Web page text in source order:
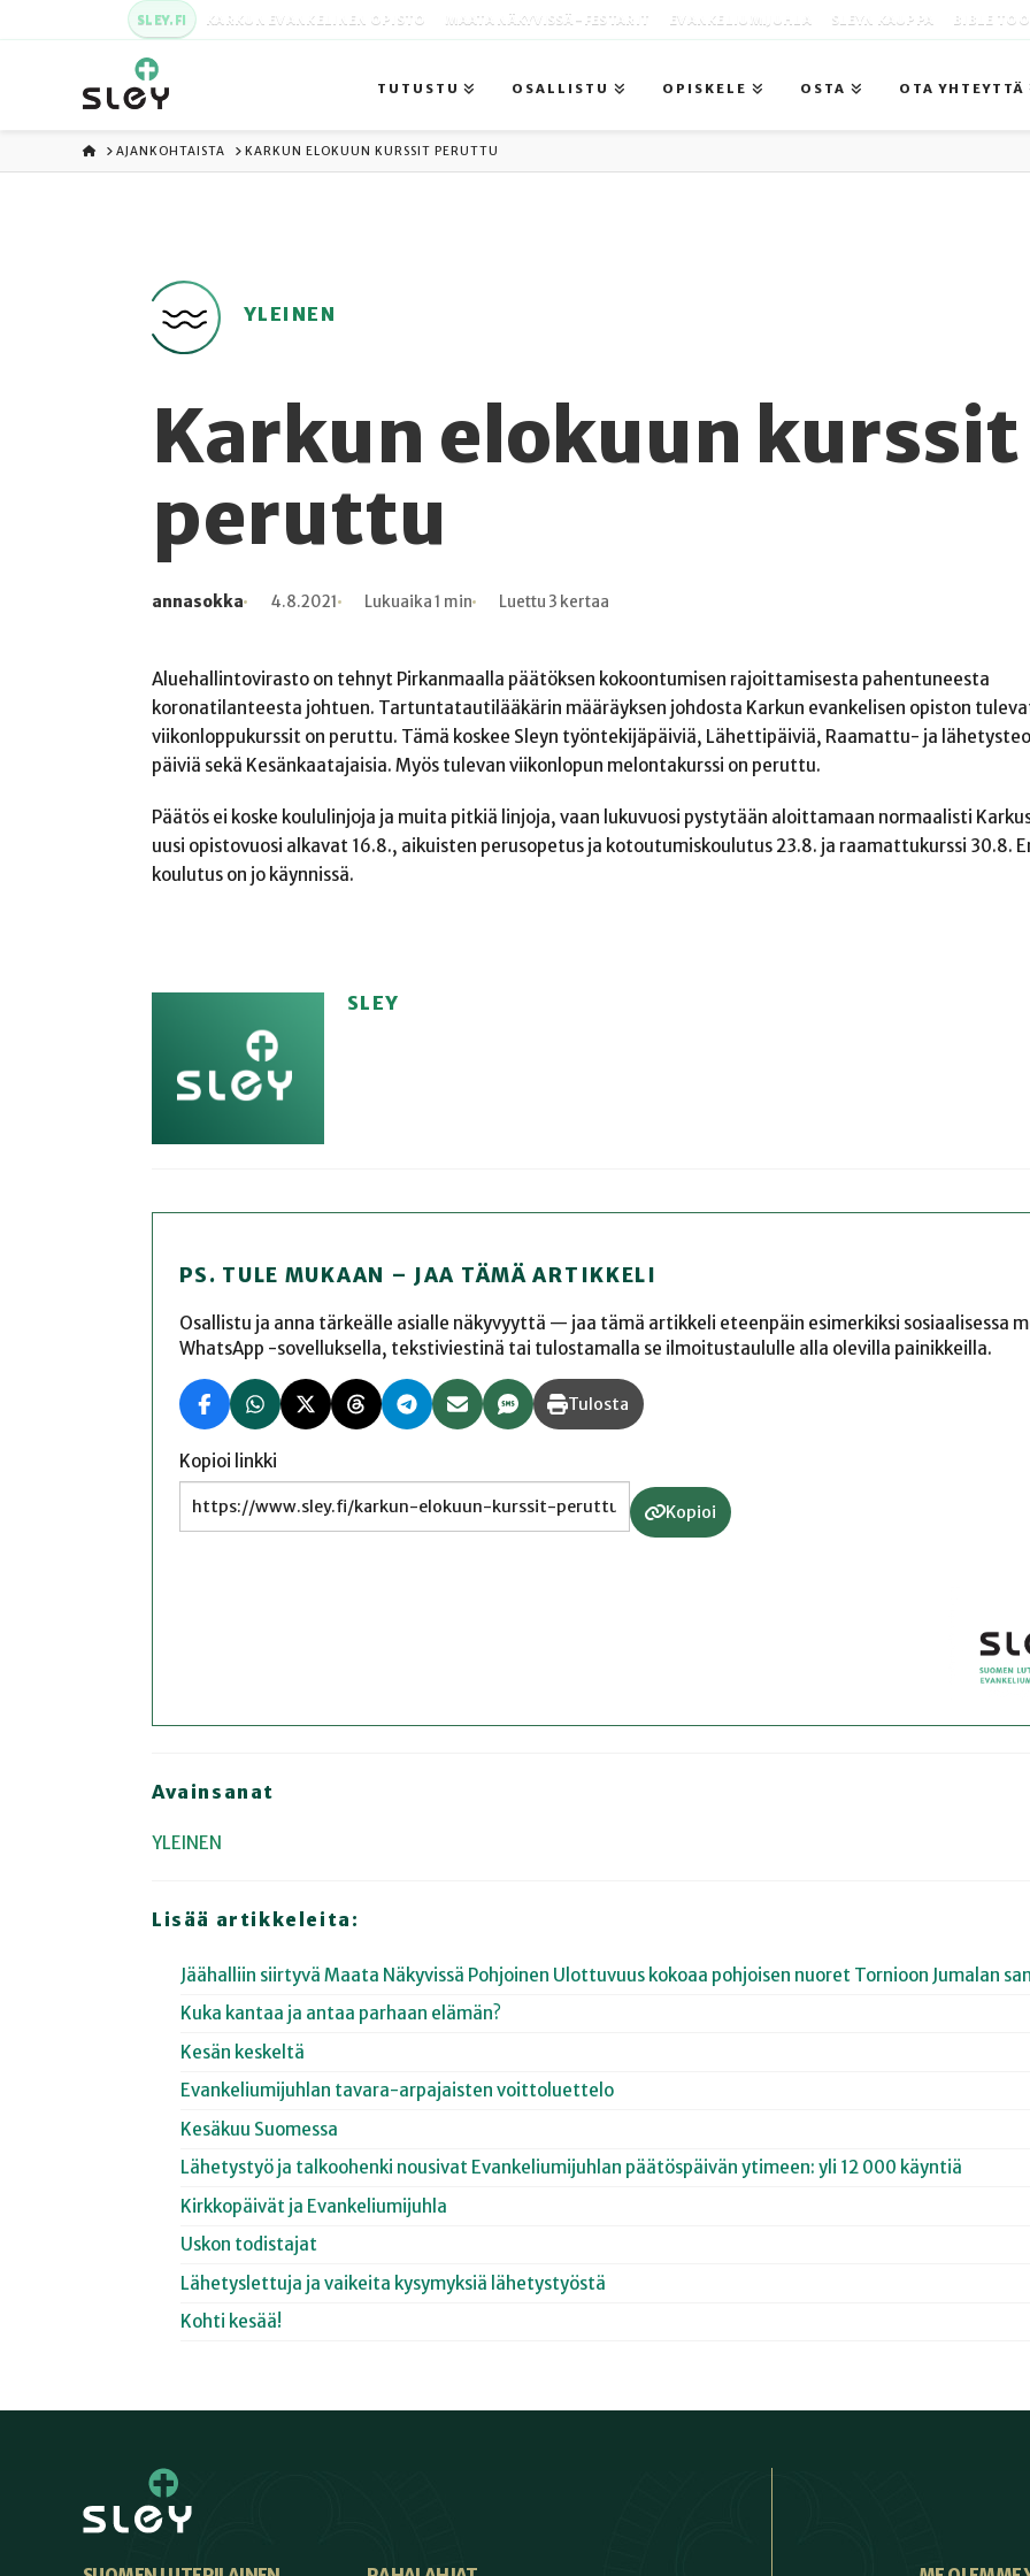
SLEY.FI KARKUN EVANKELINEN OPISTO MAATA NÄKYVISSÄ -FESTARIT EVANKELIUMIJUHLA SLEYN KAUPPA BIBLE
TUTUSTU OSALLISTU OPISKELE OSTA OTA YHTEYTTÄ
ETUSIVU
AJANKOHTAISTA KARKUN ELOKUUN KURSSIT PERUTTU
YLEINEN
Karkun elokuun kurssit
peruttu
Kirjoittaja
annasokka
Julkaistu 4.8.2021
Lukuaika Lukuaika 1 min
Lukukertoja Luettu 3 kertaa
Aluehallintovirasto on tehnyt Pirkanmaalla päätöksen kokoontumisen rajoittamisesta pahentuneesta
koronatilanteesta johtuen. Tartuntatautilääkärin määräyksen johdosta Karkun evankelisen opiston
viikonloppukurssit on peruttu. Tämä koskee Sleyn työntekijäpäiviä, Lähettipäiviä, Raamattu- ja
päiviä sekä Kesänkaatajaisia. Myös tulevan viikonlopun melontakurssi on peruttu.
Päätös ei koske koululinjoja ja muita pitkiä linjoja, vaan lukuvuosi pystytään aloittamaan normaalisti
uusi opistovuosi alkavat 16.8., aikuisten perusopetus ja kotoutumiskoulutus 23.8. ja raamattukurssi 30.8.
koulutus on jo käynnissä.
SLEY
PS. TULE MUKAAN – JAA TÄMÄ ARTIKKELI
Osallistu ja anna tärkeälle asialle näkyvyyttä — jaa tämä artikkeli eteenpäin esimerkiksi sosiaalisessa
WhatsApp -sovelluksella, tekstiviestinä tai tulostamalla se ilmoitustaululle alla olevilla painikkeilla.
Tulosta
Kopioi linkki
Kopioi
Avainsanat
YLEINEN
Lisää artikkeleita:
Jäähalliin siirtyvä Maata Näkyvissä Pohjoinen Ulottuvuus kokoaa pohjoisen nuoret Tornioon Jumalan
Kuka kantaa ja antaa parhaan elämän?
Kesän keskeltä
Evankeliumijuhlan tavara-arpajaisten voittoluettelo
Kesäkuu Suomessa
Lähetystyö ja talkoohenki nousivat Evankeliumijuhlan päätöspäivän ytimeen: yli 12 000 käyntiä
Kirkkopäivät ja Evankeliumijuhla
Uskon todistajat
Lähetyslettuja ja vaikeita kysymyksiä lähetystyöstä
Kohti kesää!